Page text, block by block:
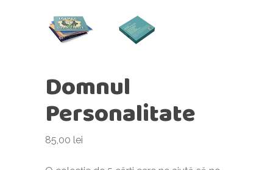
Domnul
Personalitate
85,00 lei